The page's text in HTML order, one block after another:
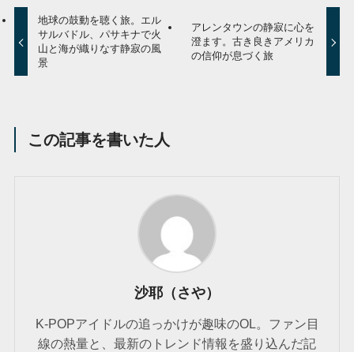
地球の鼓動を聴く旅。エル
サルバドル、パサキナで火
山と海が織りなす静寂の風
景
アレンタウンの静寂に心を
澄ます。古き良きアメリカ
の信仰が息づく旅
この記事を書いた人
沙耶（さや）
K-POPアイドルの追っかけが趣味のOL。ファン目
線の熱量と、最新のトレンド情報を盛り込んだ記